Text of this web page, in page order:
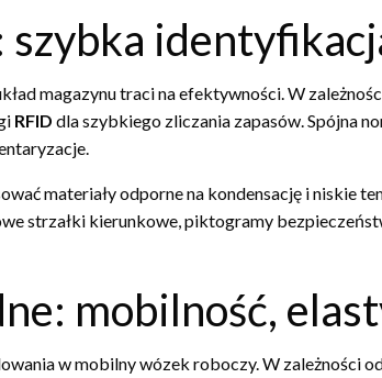
magazynu traci na efektywności. W
RFID dla szybkiego zliczania zapasów. Spójna
materiały odporne na kondensację i niskie
strzałki kierunkowe, piktogramy
mobilność,
w mobilny wózek roboczy. W zależności